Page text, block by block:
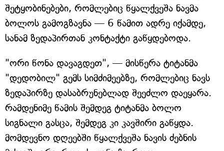
შეტყობინებები, რომლებიც წყალქვეშა ნავმა
ბოლოს გამოგზავნა — 6 წამით ადრე იქამდე,
სანამ ზედაპირთან კონტაქტი გაწყდებოდა.
"ორი წონა დავაგდეთ", — მისწერა ტიტანმა
"დედობილ" გემს სიმძიმეებზე, რომლებიც ნავს
ზედაპირზე დასაბრუნებლად შეეძლო დაეყარა.
რამდენიმე წამის შემდეგ ტიტანმა ბოლო
სიგნალი გასცა, შემდეგ კი კავშირი გაწყდა.
მომდევნო დღეებში წყალქვეშა ნავის ძებნის